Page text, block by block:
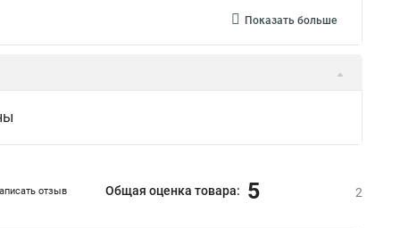
Показать больше
отзыв Общая оценка товара: 5 2